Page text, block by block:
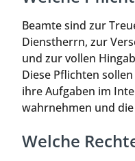
Beamte sind zur
Dienstherrn, zur
und zur vollen
Diese Pflichten
ihre Aufgaben im
wahrnehmen und
Welche